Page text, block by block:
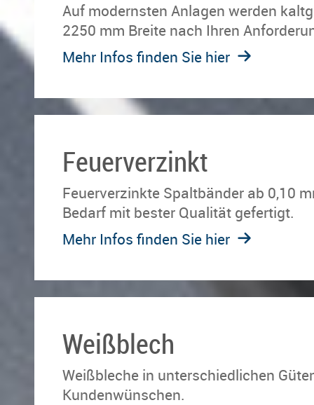
Auf mo­derns­ten An­la­gen wer­den
2250 mm Brei­te nach Ihren
Mehr Infos finden Sie hier
Feuerverzinkt
Feu­er­ver­zink­te Spalt­bän­der ab 0,10
Be­darf mit bes­ter Qua­li­tät ge­fer­tigt.
Mehr Infos finden Sie hier
Weißblech
Weißbleche in un­ter­schied­li­chen
Kundenwünschen.